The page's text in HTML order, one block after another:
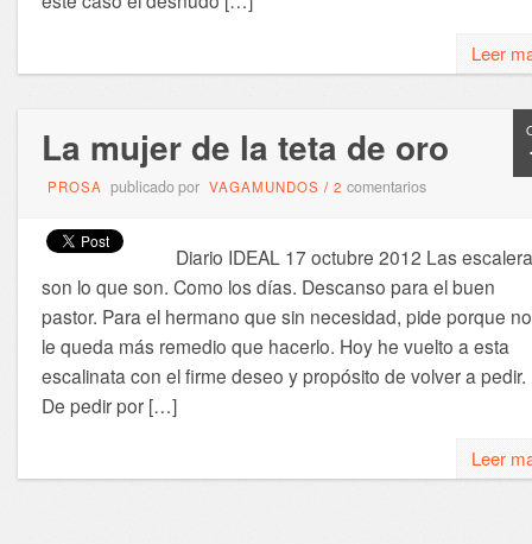
Leer
La mujer de la teta de oro
PROSA publicado por VAGAMUNDOS / 2 comentarios
Diario IDEAL 17 octubre 2012 Las
son lo que son. Como los días. Descanso para el buen
pastor. Para el hermano que sin necesidad, pide porque no
le queda más remedio que hacerlo. Hoy he vuelto a esta
escalinata con el firme deseo y propósito de volver a pedir.
De pedir por […]
Leer